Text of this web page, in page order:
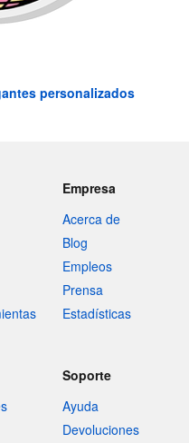
personalizados
Empresa
Acerca de
Blog
Empleos
Prensa
Estadísticas
Soporte
Ayuda
Devoluciones